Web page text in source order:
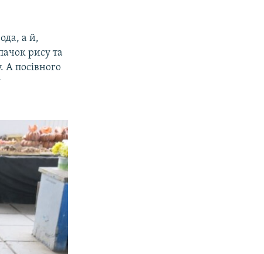
а й,
рису та
А посівного